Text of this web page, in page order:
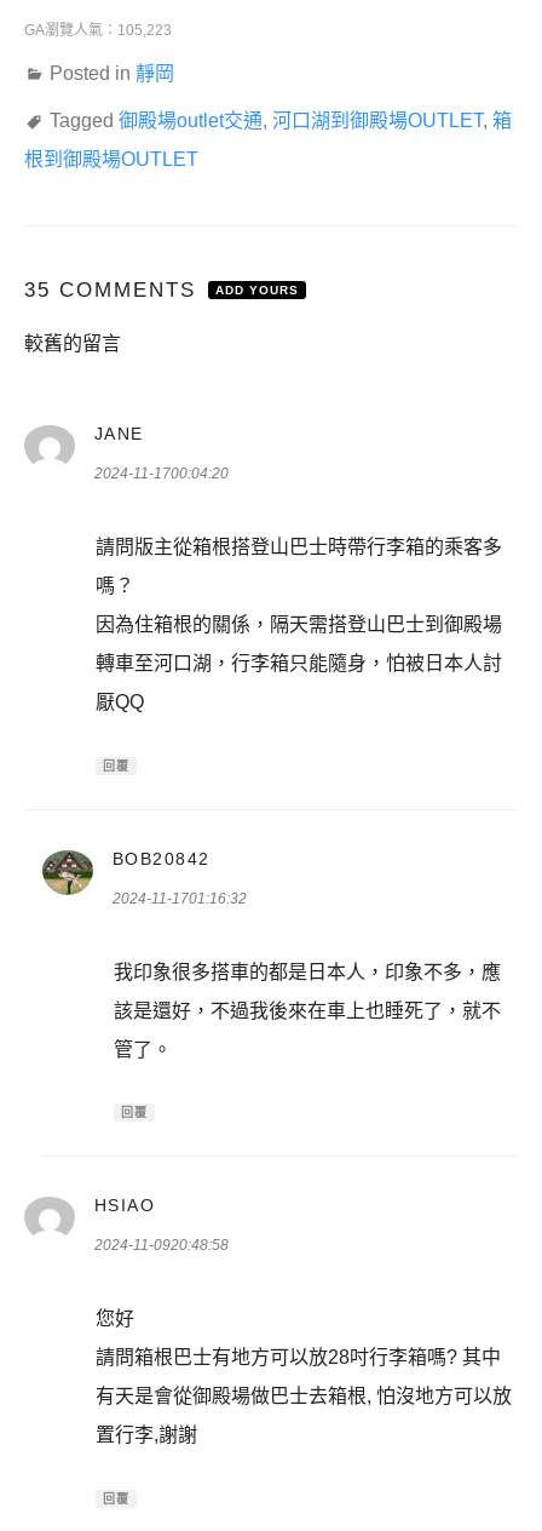
GA瀏覽人氣：105,223
Posted in 靜岡
Tagged 御殿場outlet交通, 河口湖到御殿場OUTLET, 箱
根到御殿場OUTLET
35 COMMENTS ADD YOURS
留
覽
較舊的留言
JANE
示:
2024-11-1700:04:20
請問版主從箱根搭登山巴士時帶行李箱的乘客多
嗎？
因為住箱根的關係，隔天需搭登山巴士到御殿場
轉車至河口湖，行李箱只能隨身，怕被日本人討
厭QQ
回覆
BOB20842
示:
2024-11-1701:16:32
我印象很多搭車的都是日本人，印象不多，應
該是還好，不過我後來在車上也睡死了，就不
管了。
回覆
HSIAO
示:
2024-11-0920:48:58
您好
請問箱根巴士有地方可以放28吋行李箱嗎? 其中
有天是會從御殿場做巴士去箱根, 怕沒地方可以放
置行李,謝謝
回覆